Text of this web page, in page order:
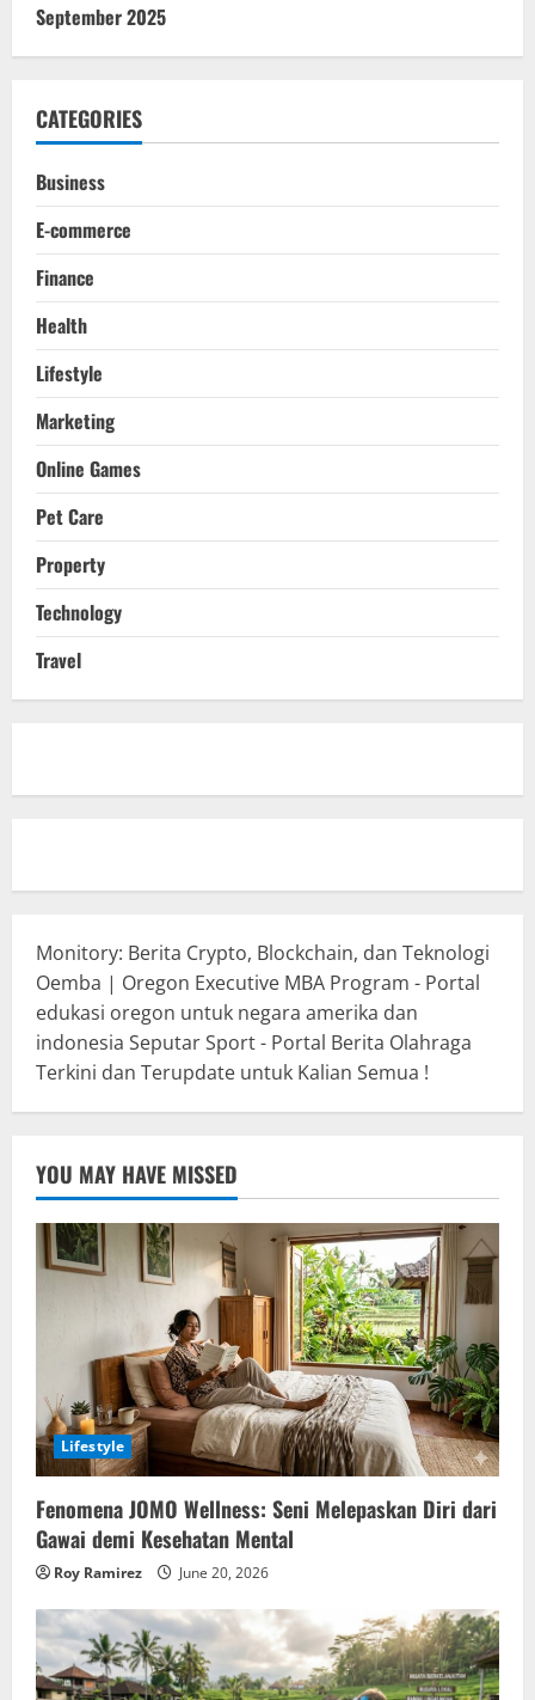
September 2025
CATEGORIES
Business
E-commerce
Finance
Health
Lifestyle
Marketing
Online Games
Pet Care
Property
Technology
Travel
Monitory: Berita Crypto, Blockchain, dan Teknologi
Oemba | Oregon Executive MBA Program - Portal
edukasi oregon untuk negara amerika dan
indonesia Seputar Sport - Portal Berita Olahraga
Terkini dan Terupdate untuk Kalian Semua !
YOU MAY HAVE MISSED
Lifestyle
Fenomena JOMO Wellness: Seni Melepaskan Diri dari
Gawai demi Kesehatan Mental
Roy Ramirez June 20, 2026